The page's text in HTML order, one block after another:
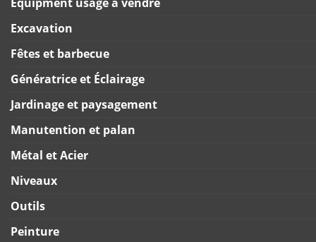
Excavation
Fêtes et barbecue
Génératrice et Éclairage
Jardinage et paysagement
Manutention et palan
Métal et Acier
Niveaux
Outils
Peinture